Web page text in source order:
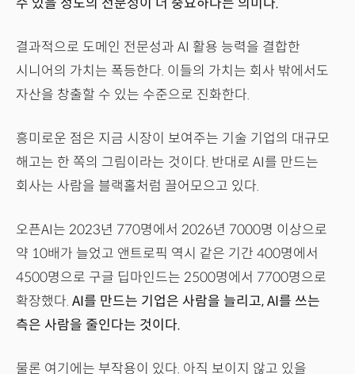
수 있을 정도의 전문성이 더 중요하다는 의미다.
결과적으로 도메인 전문성과 AI 활용 능력을 결합한
시니어의 가치는 폭등한다. 이들의 가치는 회사 밖에서도
자산을 창출할 수 있는 수준으로 진화한다.
흥미로운 점은 지금 시장이 보여주는 기술 기업의 대규모
해고는 한 쪽의 그림이라는 것이다. 반대로 AI를 만드는
회사는 사람을 블랙홀처럼 끌어모으고 있다.
오픈AI는 2023년 770명에서 2026년 7000명 이상으로
약 10배가 늘었고 앤트로픽 역시 같은 기간 400명에서
4500명으로 구글 딥마인드는 2500명에서 7700명으로
확장했다. AI를 만드는 기업은 사람을 늘리고, AI를 쓰는
측은 사람을 줄인다는 것이다.
물론 여기에는 부작용이 있다. 아직 보이지 않고 있을